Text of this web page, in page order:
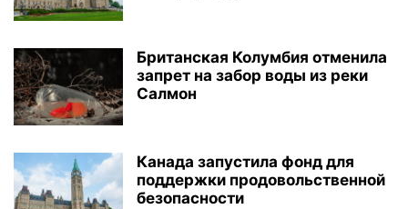
Британская Колумбия отменила
запрет на забор воды из реки
Салмон
Канада запустила фонд для
поддержки продовольственной
безопасности